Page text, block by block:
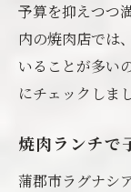
予算を抑えつつ
内の焼肉店では
いることが多い
にチェックしま
焼肉ランチで
蒲郡市ラグナシ